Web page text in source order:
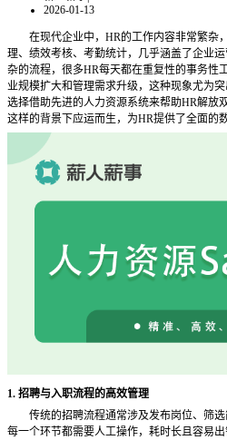
2026-01-13
在现代企业中， HR的工作内容非常繁杂
理、绩效考核、考勤统计，几乎涵盖了企业
杂的流程，很多HR每天都在重复性的事务性
业规模扩大和管理需求升级，这种现象尤为
选择借助先进的人力资源系统来帮助HR解放双
这样的背景下应运而生，为HR提供了全面的
1. 招聘与入职流程的高效管理
传统的招聘流程通常涉及发布岗位、筛选
每一个环节都需要人工操作，耗时长且容易出